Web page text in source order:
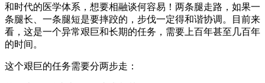
和时代的医学体系，想要相融谈何容易！两条腿走路，如果一
条腿长、一条腿短是要摔跤的，步伐一定得和谐协调。目前来
看，这是一个异常艰巨和长期的任务，需要上百年甚至几百年
的时间。
这个艰巨的任务需要分两步走：